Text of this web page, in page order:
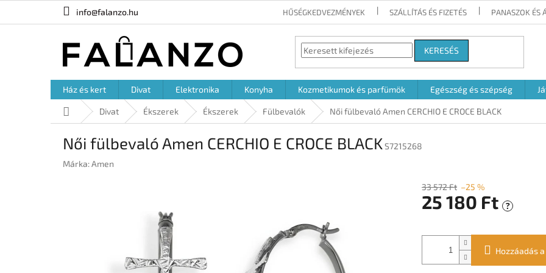
info@falanzo.hu HŰSÉGKEDVEZMÉNYEK SZÁLLÍTÁS ÉS FIZETÉS PANASZOK ÉS
KERESÉS
Ház és kert Divat Elektronika Konyha Kozmetikumok és parfümök Egészség és szépség
KezdőlapDivat Ékszerek Ékszerek Fülbevalók Női fülbevaló Amen CERCHIO E CROCE BLACK
Női fülbevaló Amen CERCHIO E CROCE BLACKS7215268
Márka:Amen
33 572 Ft –25 %
25 180 Ft ?
Hozzáadás